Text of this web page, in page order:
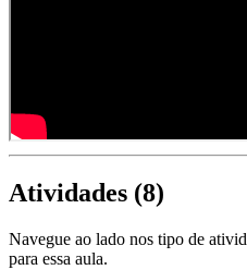
Atividades (8)
Navegue ao lado nos tipo de
para essa aula.